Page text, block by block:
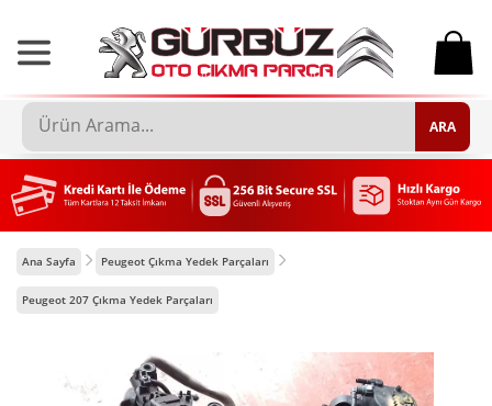
0
ARA
Ana Sayfa Peugeot Çıkma Yedek Parçaları
Peugeot 207 Çıkma Yedek Parçaları